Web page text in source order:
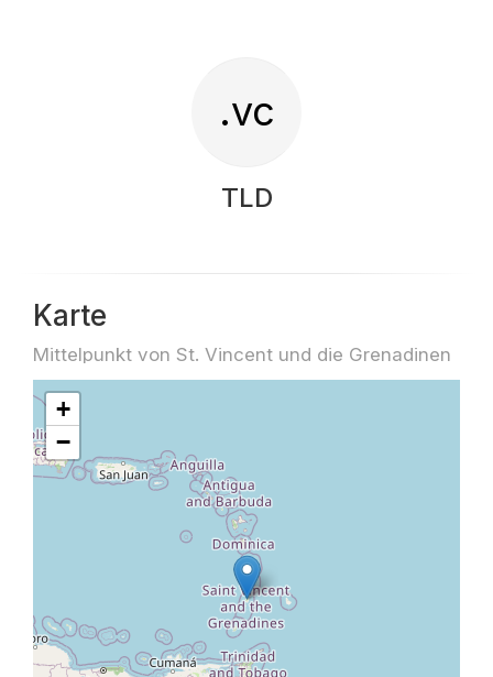
.vc
TLD
Karte
Mittelpunkt von St. Vincent und die Grenadinen
+
−